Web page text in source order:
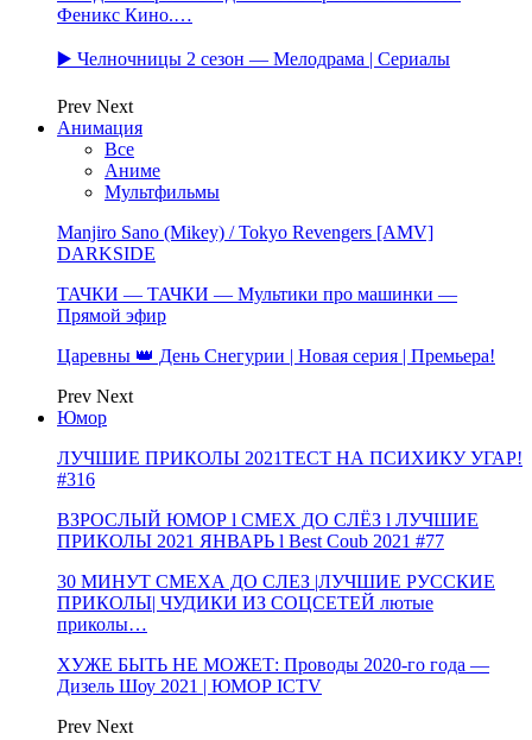
Феникс Кино.…
▶️ Челночницы 2 сезон — Мелодрама | Сериалы
Prev Next
Анимация
Все
Аниме
Мультфильмы
Manjiro Sano (Mikey) / Tokyo Revengers [AMV]
DARKSIDE
ТАЧКИ — ТАЧКИ — Мультики про машинки —
Прямой эфир
Царевны 👑 День Снегурии | Новая серия | Премьера!
Prev Next
Юмор
ЛУЧШИЕ ПРИКОЛЫ 2021ТЕСТ НА ПСИХИКУ УГАР!
#316
ВЗРОСЛЫЙ ЮМОР l СМЕХ ДО СЛЁЗ l ЛУЧШИЕ
ПРИКОЛЫ 2021 ЯНВАРЬ l Best Coub 2021 #77
30 МИНУТ СМЕХА ДО СЛЕЗ |ЛУЧШИЕ РУССКИЕ
ПРИКОЛЫ| ЧУДИКИ ИЗ СОЦСЕТЕЙ лютые
приколы…
ХУЖЕ БЫТЬ НЕ МОЖЕТ: Проводы 2020-го года —
Дизель Шоу 2021 | ЮМОР ICTV
Prev Next